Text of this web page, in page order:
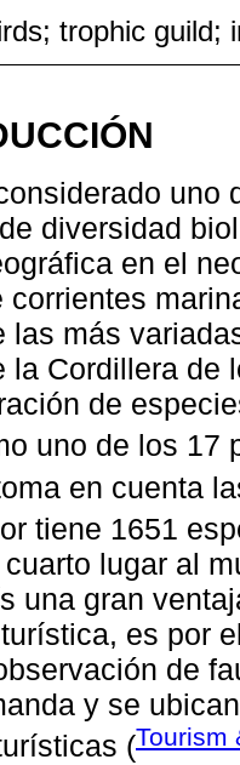
trophic guild;
uno
diversidad
en el
corrientes
las más
la Cordillera de
de
uno de los 17
en cuenta
tiene 1651
lugar al
una gran
es por
de
y se
(Tourism